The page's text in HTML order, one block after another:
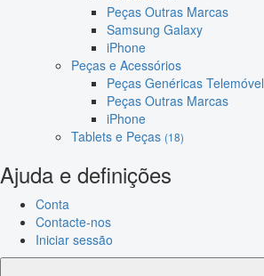
Peças Outras Marcas
Samsung Galaxy
iPhone
Peças e Acessórios
Peças Genéricas Telemóvel
Peças Outras Marcas
iPhone
Tablets e Peças (18)
Ajuda e definições
Conta
Contacte-nos
Iniciar sessão